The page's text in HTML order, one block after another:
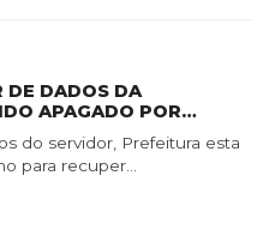
DE DADOS DA
APAGADO POR
do servidor, Prefeitura esta
para recuper...